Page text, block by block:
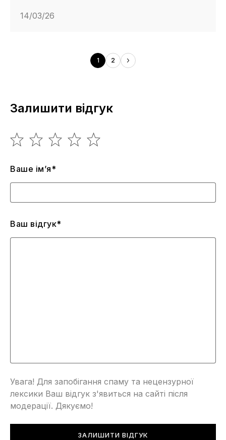
14/03/26
1 2
Залишити відгук
Ваше ім’я*
Ваш відгук*
Увага! Для запобігання спаму та нецензурної
лексики Ваш відгук з'явиться на сайті після
модерації. Дякуємо!
ЗАЛИШИТИ ВІДГУК